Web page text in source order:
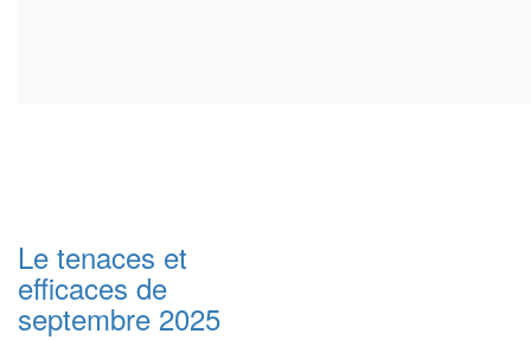
Le tenaces et
efficaces de
septembre 2025